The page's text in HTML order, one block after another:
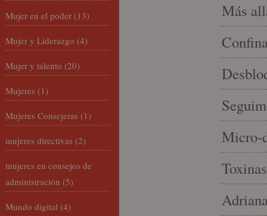
Más
Micro-
Mujer en el poder (13)
Mujer y Liderazgo (4)
Mujer y talento (20)
Mujeres (1)
Mujeres Consejeras (1)
mujeres directivas (2)
mujeres en consejos de
administración (5)
Mundo digital (4)